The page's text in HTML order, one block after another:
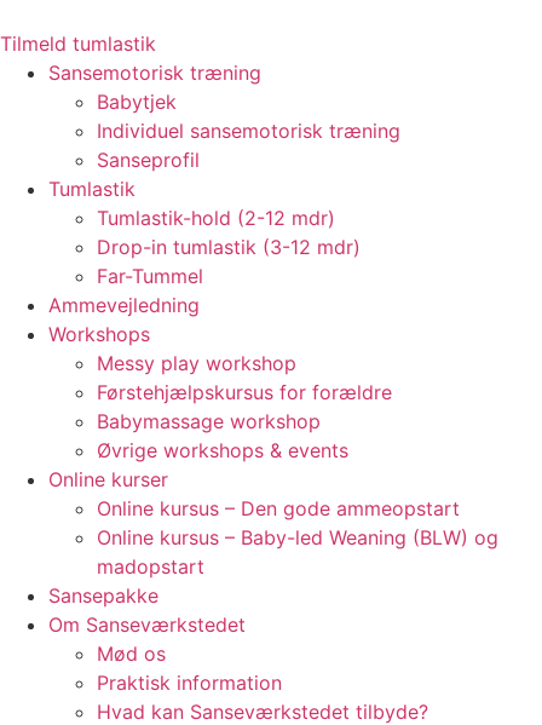
til
indhold
Tilmeld tumlastik
Sansemotorisk træning
Babytjek
Individuel sansemotorisk træning
Sanseprofil
Tumlastik
Tumlastik-hold (2-12 mdr)
Drop-in tumlastik (3-12 mdr)
Far-Tummel
Ammevejledning
Workshops
Messy play workshop
Førstehjælpskursus for forældre
Babymassage workshop
Øvrige workshops & events
Online kurser
Online kursus – Den gode ammeopstart
Online kursus – Baby-led Weaning (BLW) og
madopstart
Sansepakke
Om Sanseværkstedet
Mød os
Praktisk information
Hvad kan Sanseværkstedet tilbyde?